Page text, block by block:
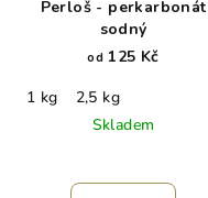
Perloš - perkarbonát
sodný
od 125 Kč
1 kg
2,5 kg
Skladem